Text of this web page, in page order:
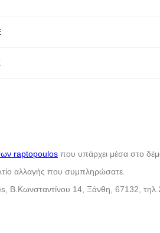
raptopoulos που υπάρχει μέσα στο
αλλαγής που συμπληρώσατε.
Β.Κωνσταντίνου 14, Ξάνθη, 67132,